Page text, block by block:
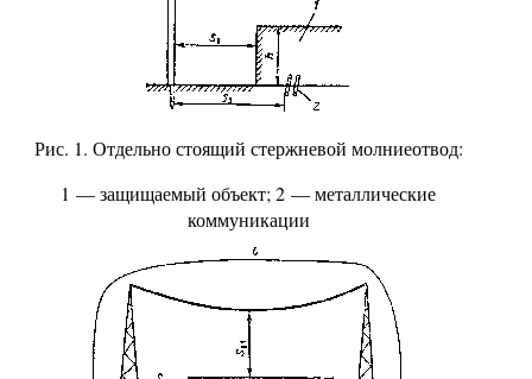
Рис. 1. Отдельно стоящий стержневой молниеотвод:
1 — защищаемый объект; 2 — металлические
коммуникации